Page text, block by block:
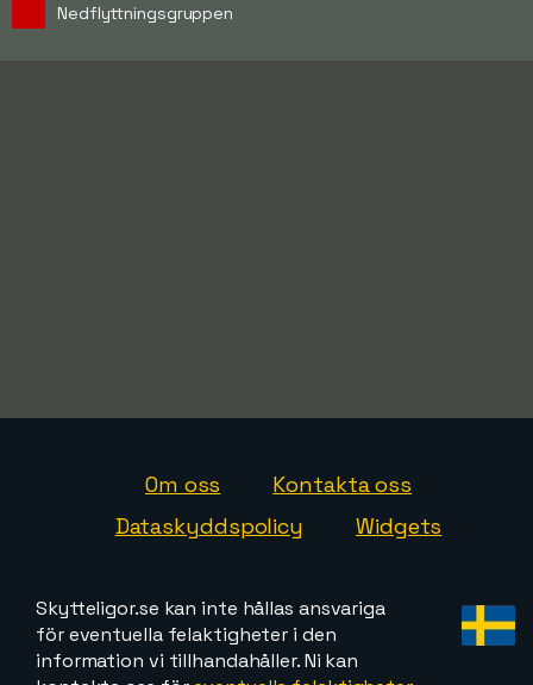
Nedflyttningsgruppen
Om oss
Kontakta oss
Dataskyddspolicy
Widgets
Skytteligor.se kan inte hållas ansvariga
för eventuella felaktigheter i den
information vi tillhandahåller. Ni kan